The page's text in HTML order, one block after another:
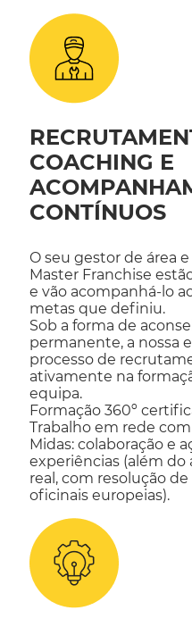
COACHING E
CONTÍNUOS
O seu gestor de área
Master Franchise
e vão acompanhá-lo
metas que definiu.
Sob a forma de
permanente, a nossa
processo de
ativamente na
equipa.
Formação 360º
Trabalho em rede
Midas: colaboração e
experiências (além do
real, com resolução
oficinais europeias).